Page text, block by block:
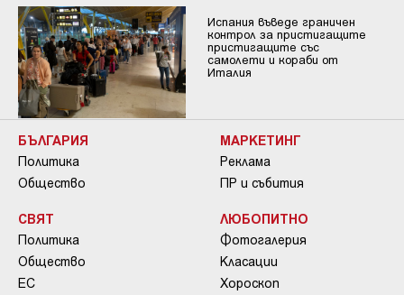
Испания въведе граничен
контрол за пристигащите
пристигащите със
самолети и кораби от
Италия
БЪЛГАРИЯ
Политика
Общество
СВЯТ
Политика
Общество
ЕС
МАРКЕТИНГ
Реклама
ПР и събития
ЛЮБОПИТНО
Фотогалерия
Класации
Хороскоп